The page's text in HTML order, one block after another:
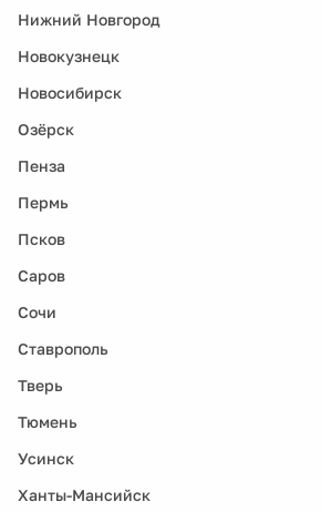
Нижний Новгород
Новокузнецк
Новосибирск
Озёрск
Пенза
Пермь
Псков
Саров
Сочи
Ставрополь
Тверь
Тюмень
Усинск
Ханты-Мансийск